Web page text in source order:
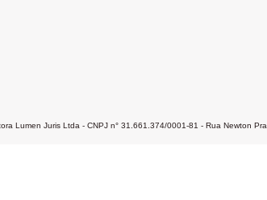
Lumen Juris Ltda - CNPJ n° 31.661.374/0001-81 - Rua Newton